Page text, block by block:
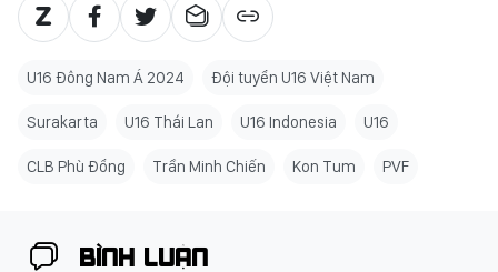
U16 Đông Nam Á 2024 Đội tuyển U16 Việt Nam
Surakarta U16 Thái Lan U16 Indonesia U16
CLB Phù Đổng Trần Minh Chiến Kon Tum PVF
BÌNH LUẬN